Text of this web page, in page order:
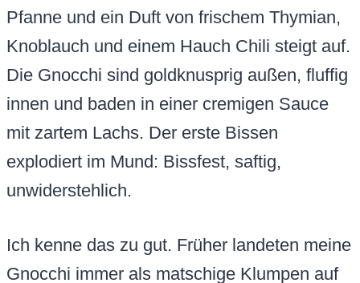
Pfanne und ein Duft von frischem Thymian,
Knoblauch und einem Hauch Chili steigt auf.
Die Gnocchi sind goldknusprig außen, fluffig
innen und baden in einer cremigen Sauce
mit zartem Lachs. Der erste Bissen
explodiert im Mund: Bissfest, saftig,
unwiderstehlich.
Ich kenne das zu gut. Früher landeten meine
Gnocchi immer als matschige Klumpen auf